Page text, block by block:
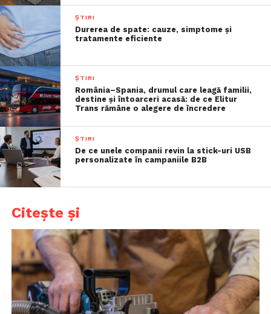
ȘTIRI
Durerea de spate: cauze, simptome și
tratamente eficiente
ȘTIRI
România–Spania, drumul care leagă familii,
destine și întoarceri acasă: de ce Elitur
Trans rămâne o alegere de încredere
ȘTIRI
De ce unele companii revin la stick-uri USB
personalizate în campaniile B2B
Citește și